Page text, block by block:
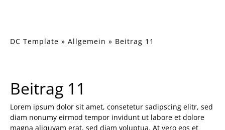
DC Template » Allgemein » Beitrag 11
Beitrag 11
Lorem ipsum dolor sit amet, consetetur sadipscing elitr, sed
diam nonumy eirmod tempor invidunt ut labore et dolore
magna aliquyam erat, sed diam voluptua. At vero eos et